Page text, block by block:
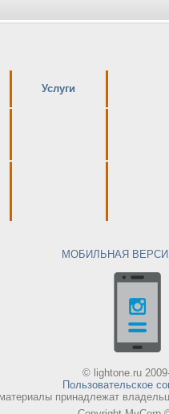
Услуги
МОБИЛЬНАЯ
© lightone.ru
Пользовательское
принадлежат